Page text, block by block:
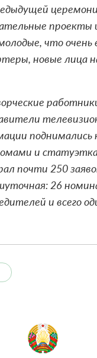
проекты
что очень
новые лица
поднимались
и
почти 250
26
и всего